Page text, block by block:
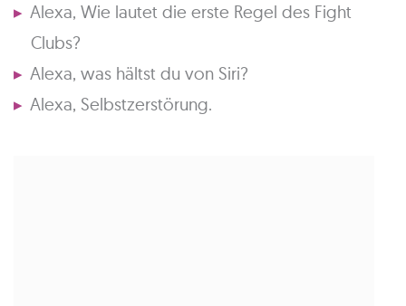
Alexa, Wie lautet die erste Regel des Fight
Clubs?
Alexa, was hältst du von Siri?
Alexa, Selbstzerstörung.